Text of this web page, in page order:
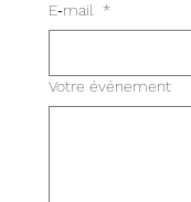
E‑mail *
Votre événement